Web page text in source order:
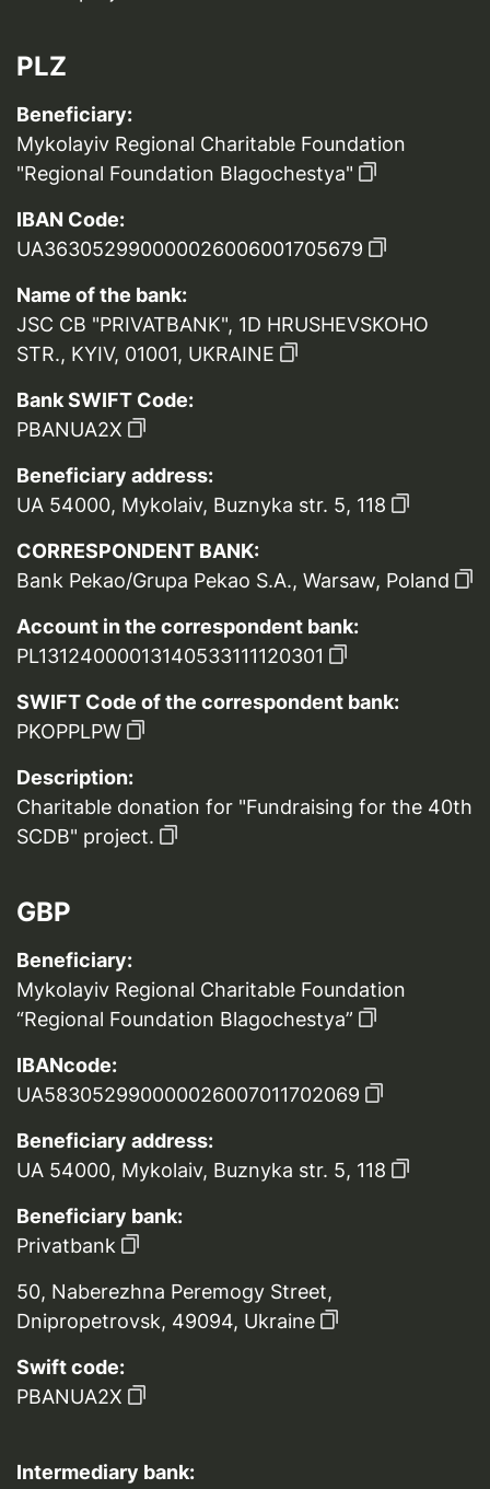
PLZ
Beneficiary:
Mykolayiv Regional Charitable Foundation
"Regional Foundation Blagochestya"
IBAN Code:
UA363052990000026006001705679
Name of the bank:
JSC CB "PRIVATBANK", 1D HRUSHEVSKOHO
STR., KYIV, 01001, UKRAINE
Bank SWIFT Code:
PBANUA2X
Beneficiary address:
UA 54000, Mykolaiv, Buznyka str. 5, 118
CORRESPONDENT BANK:
Bank Pekao/Grupa Pekao S.A., Warsaw, Poland
Account in the correspondent bank:
PL13124000013140533111120301
SWIFT Code of the correspondent bank:
PKOPPLPW
Description:
Charitable donation for "Fundraising for the 40th
SCDB" project.
GBP
Beneficiary:
Mykolayiv Regional Charitable Foundation
“Regional Foundation Blagochestya”
IBANcode:
UA583052990000026007011702069
Beneficiary address:
UA 54000, Mykolaiv, Buznyka str. 5, 118
Beneficiary bank:
Privatbank
50, Naberezhna Peremogy Street,
Dnipropetrovsk, 49094, Ukraine
Swift code:
PBANUA2X
Intermediary bank: